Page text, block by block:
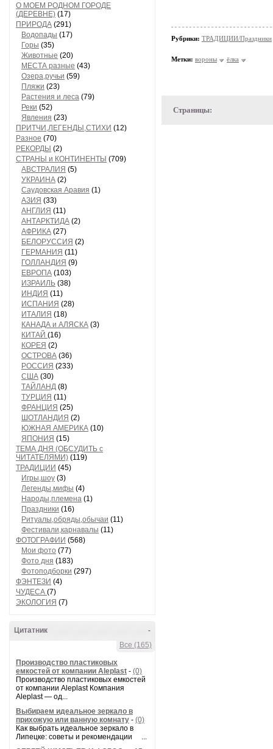
О МОЕМ РОДНОМ ГОРОДЕ
(ДЕРЕВНЕ) (17)
ПРИРОДА (291)
Водопады (17)
Горы (35)
Животные (20)
МЕСТА разные (43)
Озера,ручьи (59)
Пляжи (23)
Растения и леса (79)
Реки (52)
Явления (23)
ПРИТЧИ,ЛЕГЕНДЫ,СТИХИ (12)
Разное (70)
РЕКОРДЫ (2)
СТРАНЫ и КОНТИНЕНТЫ (709)
АВСТРАЛИЯ (5)
УКРАИНА (2)
Саудовская Аравия (1)
АЗИЯ (33)
АНГЛИЯ (11)
АНТАРКТИДА (2)
АФРИКА (27)
БЕЛОРУССИЯ (2)
ГЕРМАНИЯ (11)
ГОЛЛАНДИЯ (9)
ЕВРОПА (103)
ИЗРАИЛЬ (38)
ИНДИЯ (11)
ИСПАНИЯ (28)
ИТАЛИЯ (18)
КАНАДА и АЛЯСКА (3)
КИТАЙ (16)
КОРЕЯ (2)
ОСТРОВА (36)
РОССИЯ (233)
США (30)
ТАЙЛАНД (8)
ТУРЦИЯ (11)
ФРАНЦИЯ (25)
ШОТЛАНДИЯ (2)
ЮЖНАЯ АМЕРИКА (10)
ЯПОНИЯ (15)
ТЕМА ДНЯ (ОБСУДИТЬ с
ЧИТАТЕЛЯМИ) (119)
ТРАДИЦИИ (45)
Игры,шоу (3)
Легенды,мифы (4)
Народы,племена (1)
Праздники (16)
Ритуалы,обряды,обычаи (11)
Фестивали,карнавалы (11)
ФОТОГРАФИИ (568)
Мои фото (77)
Фото дня (183)
Фотоподборки (297)
ФЭНТЕЗИ (4)
ЧУДЕСА (7)
ЭКОЛОГИЯ (7)
-
Цитатник
Все (165)
Производство пластиковых
емкостей от компании Aleplast - (0)
Производство пластиковых емкостей
от компании Aleplast Компания
Aleplast — од...
Выбираем идеальное зеркало в
прихожую или ванную комнату - (0)
Как выбрать идеальное зеркало в
Липецке: советы и рекомендации ...
Рубрики: ТРАДИЦИИ/Праздники
Метки: вороны ёлка
Страницы: